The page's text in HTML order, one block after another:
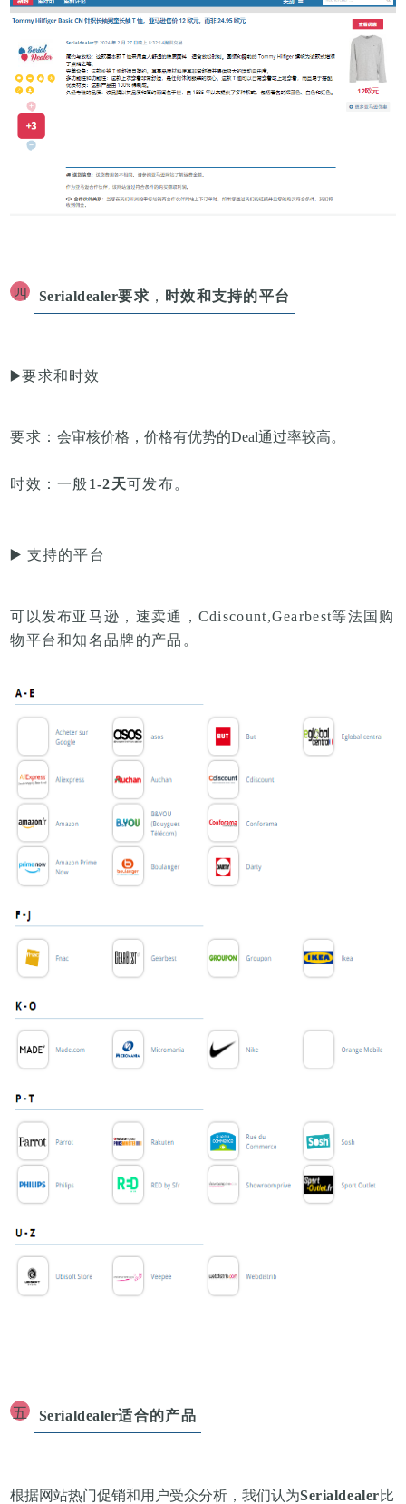
四 Serialdealer要求 ， 时效和支持的平台
▶️要求和时效
要求：会审核价格，价格有优势的Deal通过率较高。
时效：一般1-2天可发布。
▶️ 支持的平台
可以发布亚马逊，速卖通，Cdiscount,Gearbest等法国购
物平台和知名品牌的产品 。
五 Serialdealer适合的产品
根据网站热门促销和用户受众分析，我们认为Serialdealer比